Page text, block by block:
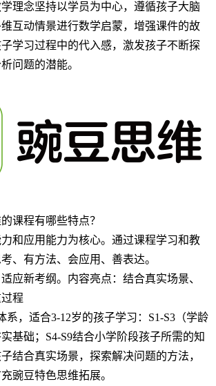
念坚持以学员为中心，遵循孩子大脑
互动情景进行数学启蒙，增强课件的故
学习过程中的代入感，激发孩子不断探
问题的潜能。
程有哪些特点？
应用能力为核心。通过课程学习和教
、有方法、会应用、善表达。
新考纲。内容亮点：结合真实场景、
程
，适合3-12岁的孩子学习：S1-S3（学龄
基础；S4-S9结合小学阶段孩子所需的知
结合真实场景，探索解决问题的方法，
豌豆特色思维拓展。